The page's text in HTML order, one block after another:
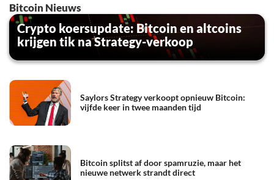
Bitcoin Nieuws
Crypto koersupdate: Bitcoin en altcoins
krijgen tik na Strategy-verkoop
Saylors Strategy verkoopt opnieuw Bitcoin:
vijfde keer in twee maanden tijd
Bitcoin splitst af door spamruzie, maar het
nieuwe netwerk strandt direct